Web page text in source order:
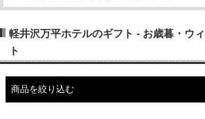
軽井沢万平ホテルのギフト - お歳暮・ウ
ト
商品を絞り込む